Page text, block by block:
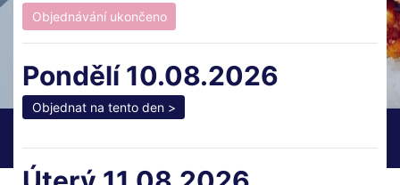
Pondělí 10.08.2026
Objednat na tento den >